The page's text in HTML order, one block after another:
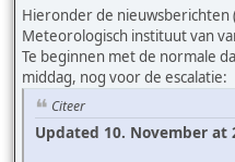
Hieronder de nieuwsberichten
Meteorologisch instituut van
Te beginnen met de normale
middag, nog voor de escalatie:
Citeer
Updated 10. November at